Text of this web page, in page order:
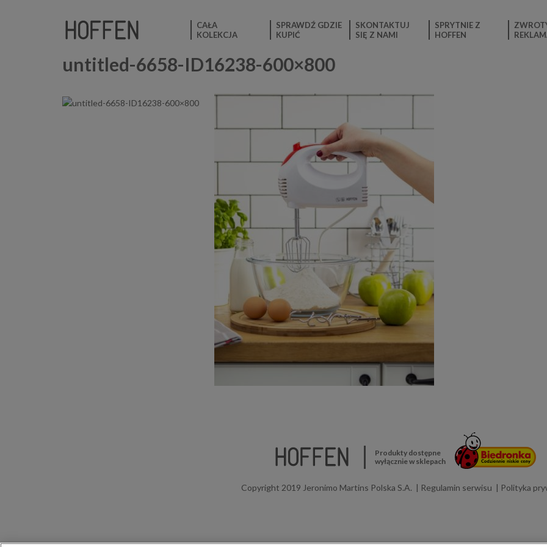
CAŁA
KOLEKCJA
SPRAWDŹ GDZIE
KUPIĆ
SKONTAKTUJ
SIĘ Z NAMI
SPRYTNIE Z
HOFFEN
untitled-6658-ID16238-600×800
Produkty dostępne
wyłącznie w sklepach
Copyright 2019 Jeronimo Martins Polska S.A. Regulamin serwisu Polityka